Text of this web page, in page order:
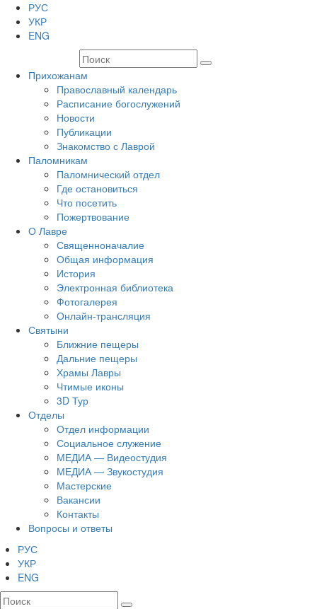
РУС
УКР
ENG
Прихожанам
Православный календарь
Расписание богослужений
Новости
Публикации
Знакомство с Лаврой
Паломникам
Паломнический отдел
Где остановиться
Что посетить
Пожертвование
О Лавре
Священноначалие
Общая информация
История
Электронная библиотека
Фотогалерея
Онлайн-трансляция
Святыни
Ближние пещеры
Дальние пещеры
Храмы Лавры
Чтимые иконы
3D Тур
Отделы
Отдел информации
Социальное служение
МЕДИА — Видеостудия
МЕДИА — Звукостудия
Мастерские
Вакансии
Контакты
Вопросы и ответы
РУС
УКР
ENG